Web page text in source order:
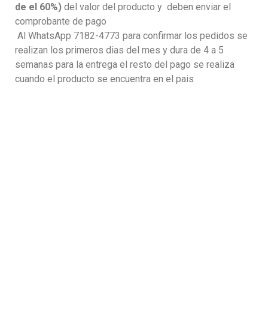
de el 60%) del valor del producto y deben enviar el
comprobante de pago
Al WhatsApp 7182-4773 para confirmar los pedidos se
realizan los primeros dias del mes y dura de 4 a 5
semanas para la entrega el resto del pago se realiza
cuando el producto se encuentra en el pais